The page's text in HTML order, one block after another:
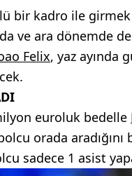
bir kadro ile
ve ara dönemde
Felix, yaz ayında
euroluk bedelle
orada aradığını
sadece 1 asist